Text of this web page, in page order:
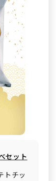
セット
トチッ